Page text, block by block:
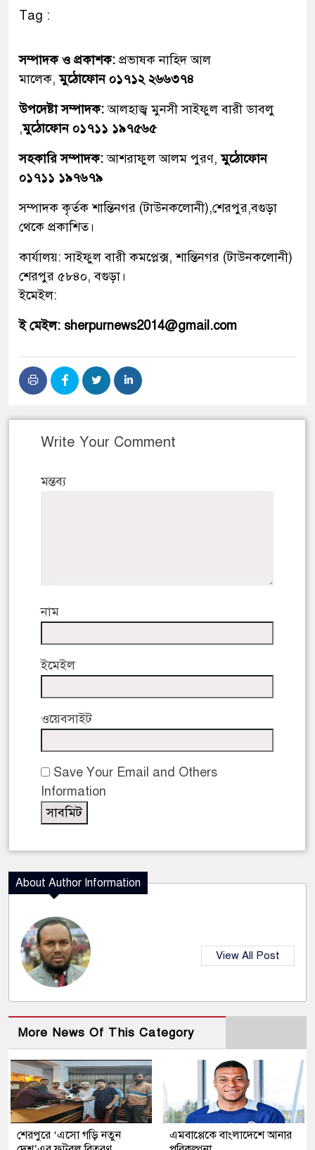
Tag :
সম্পাদক ও প্রকাশক: প্রভাষক নাহিদ আল
মালেক,মুঠোফোন ০১৭১২ ২৬৬৩৭৪
উপদেষ্টা সম্পাদক:আলহাজ্ব মুনসী সাইফুল বারী ডাবলু
,মুঠোফোন ০১৭১১ ১৯৭৫৬৫
সহকারি সম্পাদক:আশরাফুল আলম পুরণ,মুঠোফোন
০১৭১১ ১৯৭৬৭৯
সম্পাদক কৃর্তক শান্তিনগর (টাউনকলোনী),শেরপুর,বগুড়া
থেকে প্রকাশিত।
কার্যালয়: সাইফুল বারী কমপ্লেক্স, শান্তিনগর (টাউনকলোনী)
শেরপুর ৫৮৪০, বগুড়া।
ইমেইল:
ই মেইল: sherpurnews2014@gmail.com
Write Your Comment
মন্তব্য
নাম
ইমেইল
ওয়েবসাইট
Save Your Email and Others
Information
About Author Information
View All Post
More News Of This Category
শেরপুরে ‘এসো গড়ি নতুন
এমবাপ্পেকে বাংলাদেশে আনার